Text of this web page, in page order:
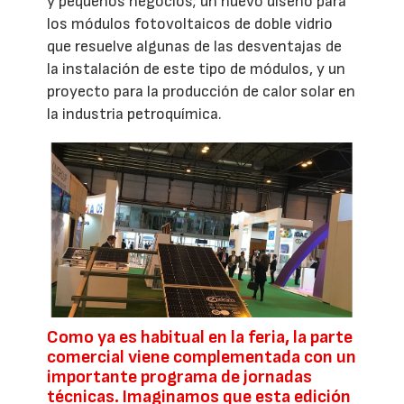
los módulos fotovoltaicos de doble vidrio
que resuelve algunas de las desventajas de
la instalación de este tipo de módulos, y un
proyecto para la producción de calor solar en
la industria petroquímica.
Como ya es habitual en la feria, la parte
comercial viene complementada con un
importante programa de jornadas
técnicas. Imaginamos que esta edición